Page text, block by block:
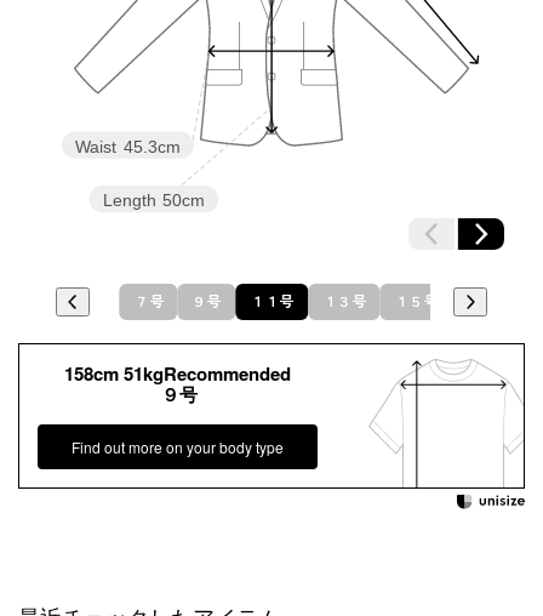
Length 50cm
Waist 45.3cm
７号 ９号 １１号 １３号 １５号 １７号
158cm 51kgRecommended
９号
Find out more on your body type